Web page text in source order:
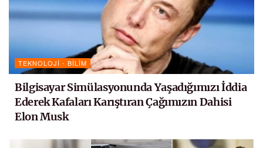
TEKNOLOJI - BILIM
Bilgisayar Simülasyonunda Yaşadığımızı İddia
Ederek Kafaları Karıştıran Çağımızın Dahisi
Elon Musk